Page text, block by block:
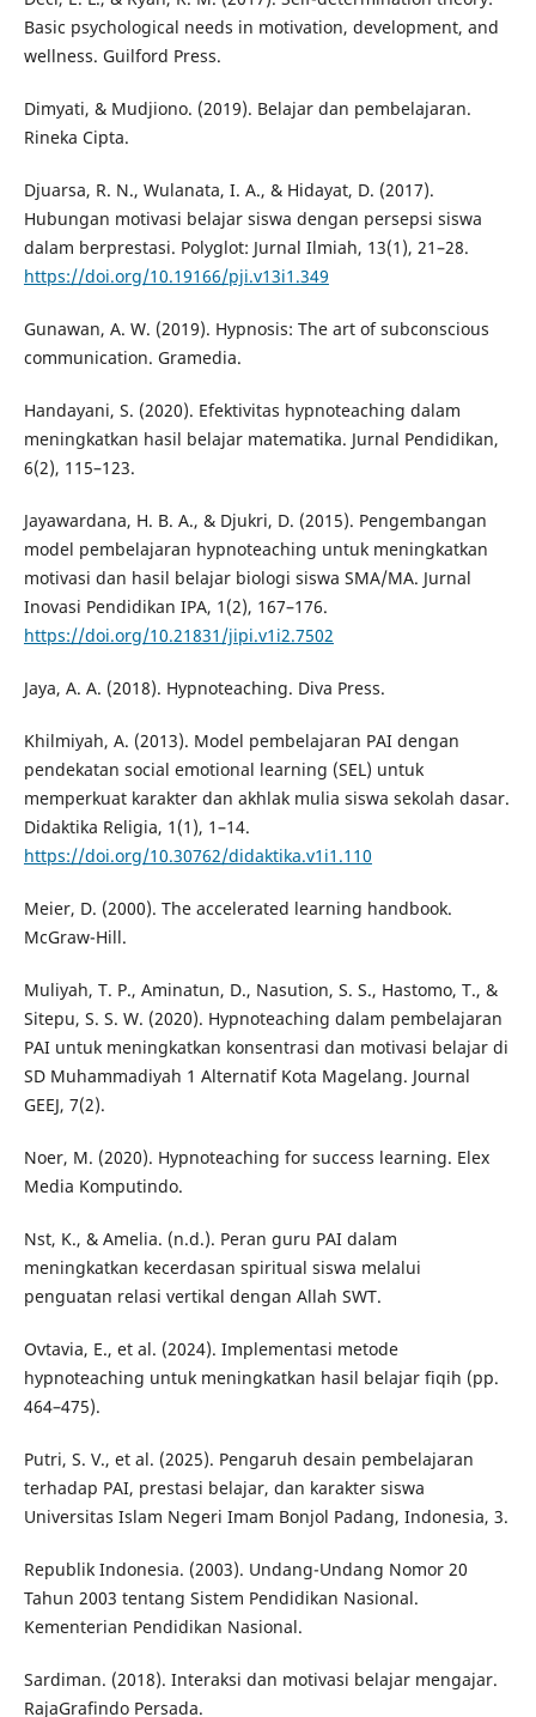
Basic psychological needs in motivation, development, and
wellness. Guilford Press.
Dimyati, & Mudjiono. (2019). Belajar dan pembelajaran.
Rineka Cipta.
Djuarsa, R. N., Wulanata, I. A., & Hidayat, D. (2017).
Hubungan motivasi belajar siswa dengan persepsi siswa
dalam berprestasi. Polyglot: Jurnal Ilmiah, 13(1), 21–28.
https://doi.org/10.19166/pji.v13i1.349
Gunawan, A. W. (2019). Hypnosis: The art of subconscious
communication. Gramedia.
Handayani, S. (2020). Efektivitas hypnoteaching dalam
meningkatkan hasil belajar matematika. Jurnal Pendidikan,
6(2), 115–123.
Jayawardana, H. B. A., & Djukri, D. (2015). Pengembangan
model pembelajaran hypnoteaching untuk meningkatkan
motivasi dan hasil belajar biologi siswa SMA/MA. Jurnal
Inovasi Pendidikan IPA, 1(2), 167–176.
https://doi.org/10.21831/jipi.v1i2.7502
Jaya, A. A. (2018). Hypnoteaching. Diva Press.
Khilmiyah, A. (2013). Model pembelajaran PAI dengan
pendekatan social emotional learning (SEL) untuk
memperkuat karakter dan akhlak mulia siswa sekolah dasar.
Didaktika Religia, 1(1), 1–14.
https://doi.org/10.30762/didaktika.v1i1.110
Meier, D. (2000). The accelerated learning handbook.
McGraw-Hill.
Muliyah, T. P., Aminatun, D., Nasution, S. S., Hastomo, T., &
Sitepu, S. S. W. (2020). Hypnoteaching dalam pembelajaran
PAI untuk meningkatkan konsentrasi dan motivasi belajar di
SD Muhammadiyah 1 Alternatif Kota Magelang. Journal
GEEJ, 7(2).
Noer, M. (2020). Hypnoteaching for success learning. Elex
Media Komputindo.
Nst, K., & Amelia. (n.d.). Peran guru PAI dalam
meningkatkan kecerdasan spiritual siswa melalui
penguatan relasi vertikal dengan Allah SWT.
Ovtavia, E., et al. (2024). Implementasi metode
hypnoteaching untuk meningkatkan hasil belajar fiqih (pp.
464–475).
Putri, S. V., et al. (2025). Pengaruh desain pembelajaran
terhadap PAI, prestasi belajar, dan karakter siswa
Universitas Islam Negeri Imam Bonjol Padang, Indonesia, 3.
Republik Indonesia. (2003). Undang-Undang Nomor 20
Tahun 2003 tentang Sistem Pendidikan Nasional.
Kementerian Pendidikan Nasional.
Sardiman. (2018). Interaksi dan motivasi belajar mengajar.
RajaGrafindo Persada.